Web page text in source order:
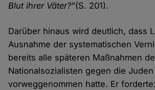
Blut ihrer Väter?"(S. 201).
Darüber hinaus wird deutlich, dass
Ausnahme der systematischen
bereits alle späteren Maßnahmen
Nationalsozialisten gegen die Juden
vorweggenommen hatte. Er forderte: